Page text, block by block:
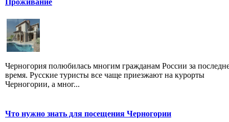
Проживание
Черногория полюбилась многим гражданам России за
время. Русские туристы все чаще приезжают на курорты
Черногории, а мног...
Что нужно знать для посещения Черногории